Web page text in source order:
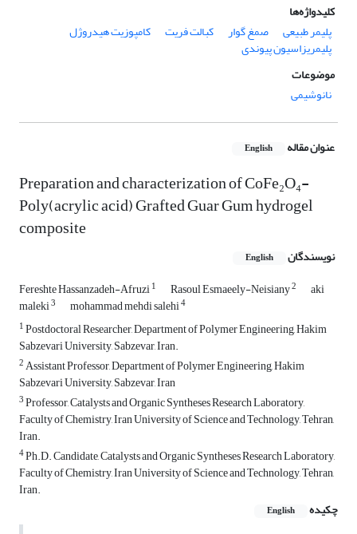
کلیدواژه‌ها
پلیمر طبیعی
صمغ گوار کبالت فریت کامپوزیت هیدروژل
پلیمریزاسیون پیوندی
موضوعات
نانوشیمی
عنوان مقاله English
Preparation and characterization of CoFe₂O₄-
Poly(acrylic acid) Grafted Guar Gum hydrogel
composite
نویسندگان English
Fereshte Hassanzadeh-Afruzi1 Rasoul Esmaeely-Neisiany2 aki
maleki3 mohammad mehdi salehi4
1Postdoctoral Researcher, Department of Polymer Engineering, Hakim
Sabzevari University, Sabzevar, Iran.
2Assistant Professor, Department of Polymer Engineering, Hakim
Sabzevari University, Sabzevar, Iran
3Professor, Catalysts and Organic Syntheses Research Laboratory,
Faculty of Chemistry, Iran University of Science and Technology, Tehran,
Iran.
4Ph.D. Candidate, Catalysts and Organic Syntheses Research Laboratory,
Faculty of Chemistry, Iran University of Science and Technology, Tehran,
Iran.
چکیده
English